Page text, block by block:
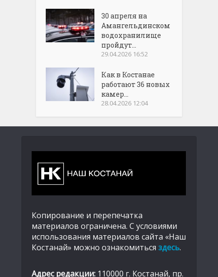
30 апреля на
Амангельдинском
водохранилище
пройдут...
29.04.2026 16:52
Как в Костанае
работают 36 новых
камер...
28.04.2026 12:04
Копирование и перепечатка
материалов ограничена. С условиями
использования материалов сайта «Наш
Костанай» можно ознакомиться здесь.
Адрес редакции: 110000 г. Костанай, пр.